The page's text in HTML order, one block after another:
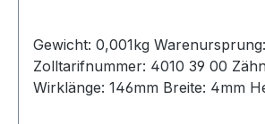
Gewicht: 0,001kg
Zolltarifnummer: 4010 39 00
Wirklänge: 146mm Breite: 4mm